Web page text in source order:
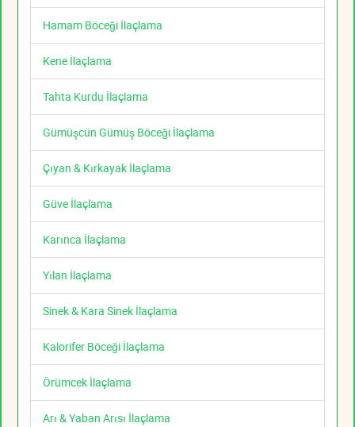
Hamam Böceği İlaçlama
Kene İlaçlama
Tahta Kurdu İlaçlama
Gümüşcün Gümüş Böceği İlaçlama
Çıyan & Kırkayak İlaçlama
Güve İlaçlama
Karınca İlaçlama
Yılan İlaçlama
Sinek & Kara Sinek İlaçlama
Kalorifer Böceği İlaçlama
Örümcek İlaçlama
Arı & Yaban Arısı İlaçlama